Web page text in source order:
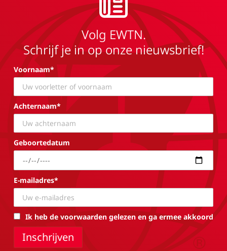
Volg EWTN.
Schrijf je in op onze nieuwsbrief!
Voornaam*
Achternaam*
Geboortedatum
E-mailadres*
Ik heb de voorwaarden gelezen en ga ermee akkoord